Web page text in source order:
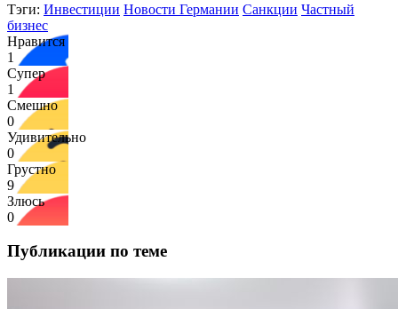
Тэги: Инвестиции Новости Германии Санкции Частный
бизнес
Нравится
1
Супер
1
Смешно
0
Удивительно
0
Грустно
9
Злюсь
0
Публикации по теме